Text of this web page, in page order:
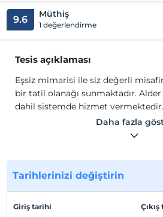
9.6 Müthiş
1 değerlendirme
Tesis açıklaması
Eşsiz mimarisi ile siz değerli
bir tatil olanağı sunmaktadır.
dahil sistemde hizmet vermektedir.
öğle ve akşam yemekleri açık büfe
kahvaltı, snack servisi ,gözleme
Tesisimizde açık ve kapalı ana
bar, snack restoran, vitamin bar,
Tesisimizde 1 adet açık havuz, 2
Daha fazla
Tarihlerinizi değiştirin
Giriş tarihi